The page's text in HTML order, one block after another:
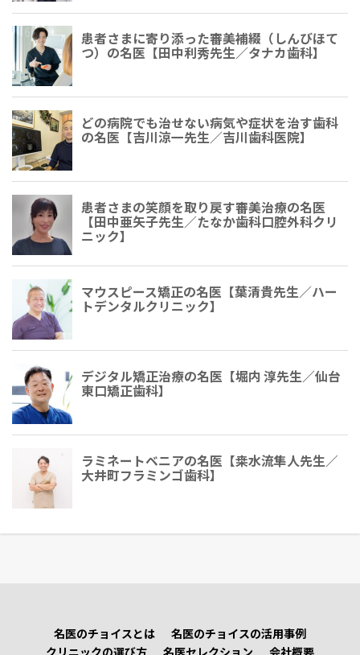
患者さまに寄り添った審美補綴（しんびほて
つ）の名医【田中利秀先生／タナカ歯科】
どの病院でも治せない病気や症状を治す歯科
の名医【吉川涼一先生／吉川歯科医院】
患者さまの笑顔を取り戻す審美治療の名医
【田中亜矢子先生／たなか歯科口腔外科クリ
ニック】
マウスピース矯正の名医【葉清貴先生／ハー
トデンタルクリニック】
デジタル矯正治療の名医【堀内 淳先生／仙台
東口矯正歯科】
ラミネートベニアの名医【桒水流隼人先生／
大井町フラミンゴ歯科】
名医のチョイスとは
名医のチョイスの活用事例